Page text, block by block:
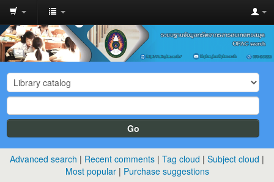
Go
Advanced search Recent comments Tag cloud
Subject cloud
Most popular
Purchase suggestions